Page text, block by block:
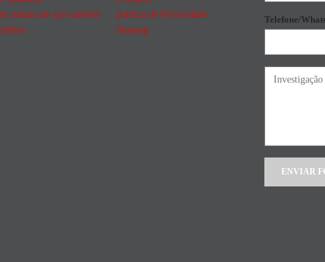
costura de aço carbono
política de Privacidade
Sitemap
Telefone/